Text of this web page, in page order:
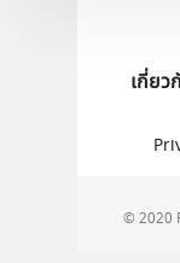
เกี่ยว
© 2020